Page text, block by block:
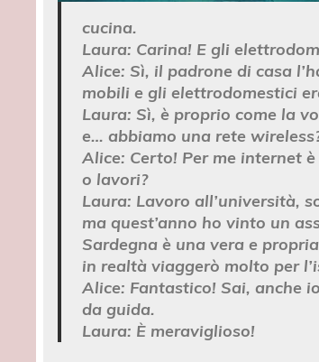
cucina.
Laura: Carina! E gli
Alice: Sì, il padrone di casa
mobili e gli elettrodomestici
Laura: Sì, è proprio come la
e… abbiamo una rete
Alice: Certo! Per me internet
o lavori?
Laura: Lavoro all’università,
ma quest’anno ho vinto un
Sardegna è una vera e
in realtà viaggerò molto per
Alice: Fantastico! Sai, anche
da guida.
Laura: È meraviglioso!